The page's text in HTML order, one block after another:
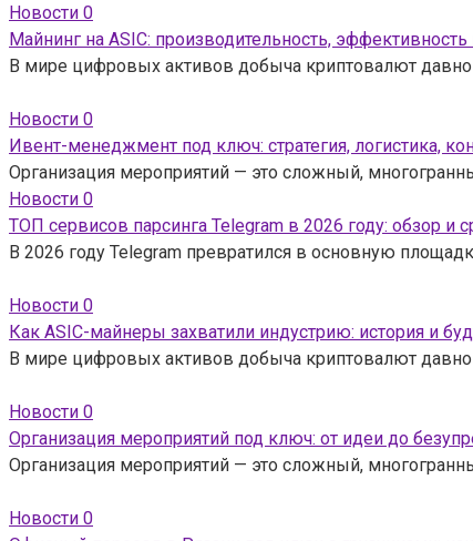
Новости 0
Майнинг на ASIC: производительность,
В мире цифровых активов добыча криптовалют
Новости 0
Ивент-менеджмент под ключ: стратегия, логистика,
Организация мероприятий — это сложный,
Новости 0
ТОП сервисов парсинга Telegram в 2026 году: обзор и
В 2026 году Telegram превратился в основную
Новости 0
Как ASIC-майнеры захватили индустрию: история и
В мире цифровых активов добыча криптовалют
Новости 0
Организация мероприятий под ключ: от идеи до
Организация мероприятий — это сложный,
Новости 0